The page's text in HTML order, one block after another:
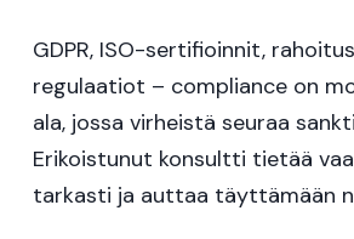
GDPR, ISO-sertifioinnit,
regulaatiot – compliance on
ala, jossa virheistä seuraa
Erikoistunut konsultti tietää
tarkasti ja auttaa täyttämään